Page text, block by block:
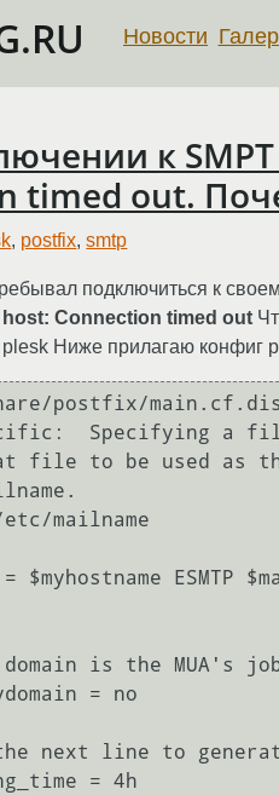
Новости
к
timed out.
, postfix,smtp
подключиться к
Connection timed out
Ниже прилагаю конфиг
postfix/
Specifying a
file to be used as
mailname
$myhostname ESMTP
is the MUA's
= no
the next line to
= 4h